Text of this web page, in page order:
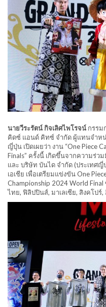
นายวีระรัตน์ กิจเลิศไพโรจน์ กรรม
คิดซ์ แอนด์ คิทซ์ จำกัด ผู้แทนจำห
ญี่ปุ่น เปิดเผยว่า งาน “One Piece
Finals” ครั้งนี้ เกิดขึ้นจากความร่
และ บริษัท บันได จำกัด (ประเทศ
เอเชีย เพื่อเตรียมแข่งขัน One
Championship 2024 World
ไทย, ฟิลิปปินส์, มาเลเซีย, สิงคโปร์